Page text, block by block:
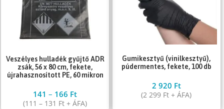
Veszélyes hulladék gyűjtő ADR
zsák, 56 x 80 cm, fekete,
újrahasznosított PE, 60 mikron
141– 166 Ft
(111– 131 Ft + ÁFA)
Gumikesztyű (vinilkesztyű),
púdermentes, fekete, 100 db
2 920 Ft
(2 299 Ft + ÁFA)